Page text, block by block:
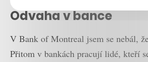
Odvaha v bance
V Bank of Montreal jsem se nebál,
Přitom v bankách pracují lidé, kteří